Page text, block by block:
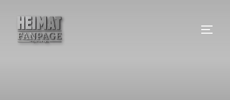
springen